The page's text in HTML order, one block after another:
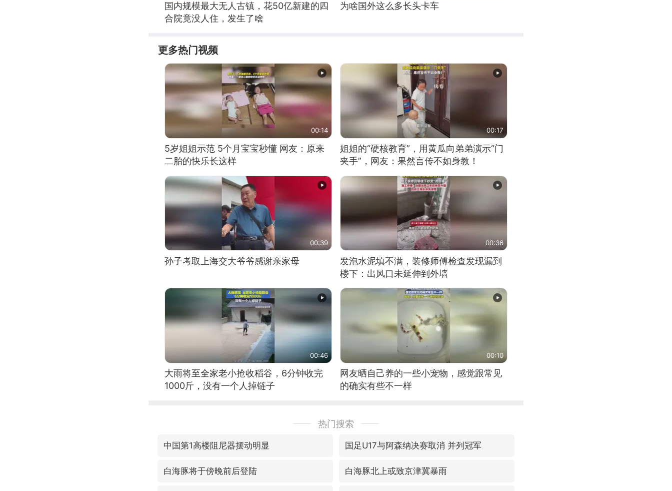
国内规模最大无人古镇，花50亿新建的四
合院竟没人住，发生了啥
为啥国外这么多长头卡车
更多热门视频
00:14
5岁姐姐示范 5个月宝宝秒懂 网友：原来
二胎的快乐长这样
00:17
姐姐的“硬核教育”，用黄瓜向弟弟演示“门
夹手”，网友：果然言传不如身教！
00:39
孙子考取上海交大爷爷感谢亲家母
00:36
发泡水泥填不满，装修师傅检查发现漏到
楼下：出风口未延伸到外墙
00:46
大雨将至全家老小抢收稻谷，6分钟收完
1000斤，没有一个人掉链子
00:10
网友晒自己养的一些小宠物，感觉跟常见
的确实有些不一样
热门搜索
中国第1高楼阻尼器摆动明显 国足U17与阿森纳决赛取消 并列冠军
白海豚将于傍晚前后登陆 白海豚北上或致京津冀暴雨